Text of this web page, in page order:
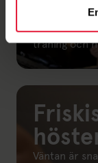
träning och
Väntan är